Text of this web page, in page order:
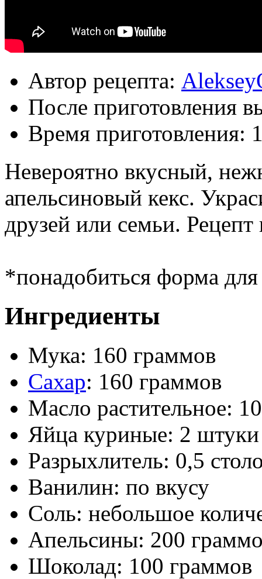
Автор рецепта:
После приготовления
Время приготовления:
Невероятно вкусный,
апельсиновый кекс.
друзей или семьи.
*понадобиться форма
Ингредиенты
Мука: 160 граммов
Сахар: 160 граммов
Масло растительное:
Яйца куриные: 2 штуки
Разрыхлитель: 0,5
Ванилин: по вкусу
Соль: небольшое
Апельсины: 200
Шоколад: 100 граммов